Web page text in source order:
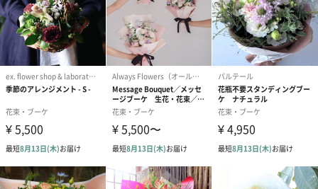
アレンジメントピック
有料オプションにて、メッセージやテディベアのピックをおつけ
いたします。
ギフトシーンによって、お好みのピックをお選びください。
※イメージ画像のため実際にお届けするお花と異なります。